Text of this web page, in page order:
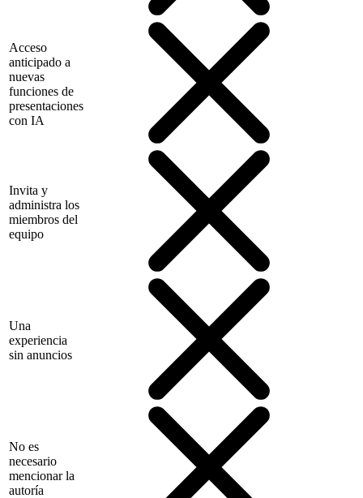
Acceso
anticipado a
nuevas
funciones de
presentaciones
con IA
Invita y
administra los
miembros del
equipo
Una
experiencia
sin anuncios
No es
necesario
mencionar la
autoría